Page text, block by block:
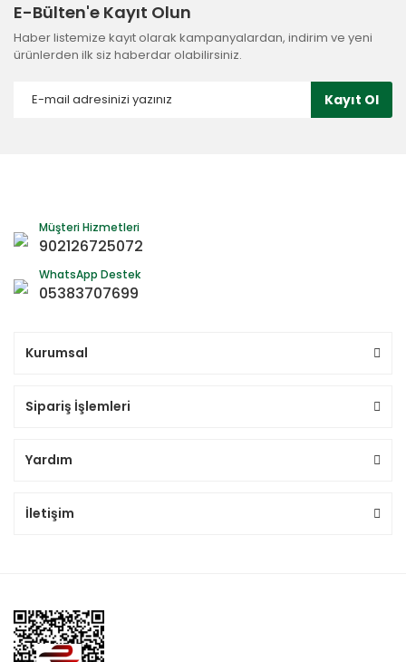
E-Bülten'e Kayıt Olun
Haber listemize kayıt olarak kampanyalardan, indirim ve yeni
ürünlerden ilk siz haberdar olabilirsiniz.
Kayıt Ol
Müşteri Hizmetleri
902126725072
WhatsApp Destek
05383707699
Kurumsal
Sipariş İşlemleri
Yardım
İletişim